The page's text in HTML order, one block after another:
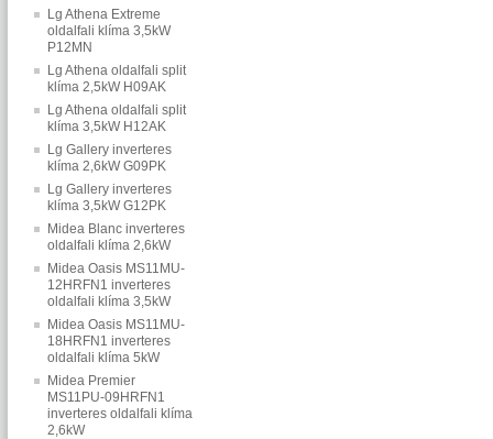
Lg Athena Extreme
oldalfali klíma 3,5kW
P12MN
Lg Athena oldalfali split
klíma 2,5kW H09AK
Lg Athena oldalfali split
klíma 3,5kW H12AK
Lg Gallery inverteres
klíma 2,6kW G09PK
Lg Gallery inverteres
klíma 3,5kW G12PK
Midea Blanc inverteres
oldalfali klíma 2,6kW
Midea Oasis MS11MU-
12HRFN1 inverteres
oldalfali klíma 3,5kW
Midea Oasis MS11MU-
18HRFN1 inverteres
oldalfali klíma 5kW
Midea Premier
MS11PU-09HRFN1
inverteres oldalfali klíma
2,6kW